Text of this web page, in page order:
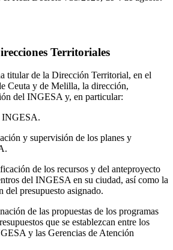
Territoriales
titular de la Dirección Territorial, en el
Ceuta y de Melilla, la dirección,
del INGESA y, en particular:
INGESA.
y supervisión de los planes y
de los recursos y del anteproyecto
del INGESA en su ciudad, así como la
del presupuesto asignado.
de las propuestas de los programas
que se establezcan entre los
y las Gerencias de Atención